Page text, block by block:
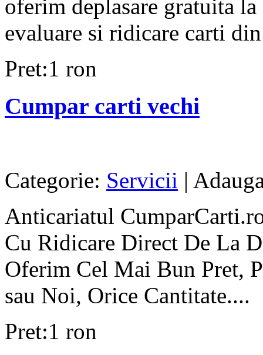
oferim deplasare gratuita
evaluare si ridicare carti
Pret:1 ron
Cumpar carti vechi
Categorie: Servicii |
Anticariatul
Cu Ridicare Direct De La
Oferim Cel Mai Bun Pret,
sau Noi, Orice Cantitate....
Pret:1 ron